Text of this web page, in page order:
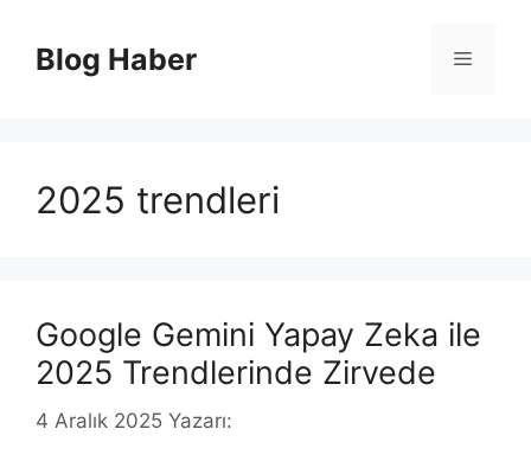
Blog Haber Menü
2025 trendleri
Google Gemini Yapay Zeka ile
2025 Trendlerinde Zirvede
4 Aralık 2025 Yazarı: